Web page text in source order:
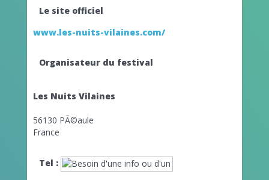
Le site officiel
www.les-nuits-vilaines.com/
Organisateur du festival
Les Nuits Vilaines
56130 PÃ©aule
France
Tel :